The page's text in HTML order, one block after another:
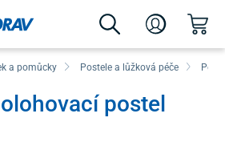
a pomůcky Postele a lůžková péče
postel